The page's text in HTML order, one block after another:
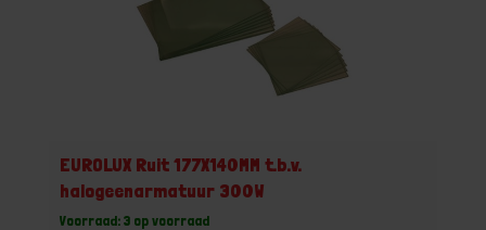
EUROLUX Ruit 177X140MM t.b.v.
halogeenarmatuur 300W
Voorraad: 3 op voorraad